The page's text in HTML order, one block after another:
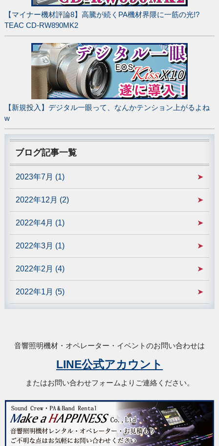
【マイナー機材評論8】高騰が続くPA機材界隈に一筋の光!?
TEAC CD-RW890MK2
【新規投入】デジタル一眼って、なんかテンション上がるよね
w
ブログ記事一覧
2023年7月 (1)
2022年12月 (2)
2022年4月 (1)
2022年3月 (1)
2022年2月 (4)
2022年1月 (5)
音響照明機材・オペレーター・イベントのお問い合わせは
LINE公式アカウント
またはお問い合わせフォームよりご連絡ください。